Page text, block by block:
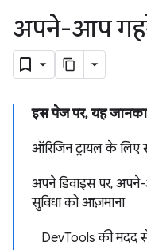
अपने-आप गहरे
इस पेज पर, यह
ऑरिजिन ट्रायल के
अपने डिवाइस पर,
सुविधा को आज़माना
DevTools की मदद